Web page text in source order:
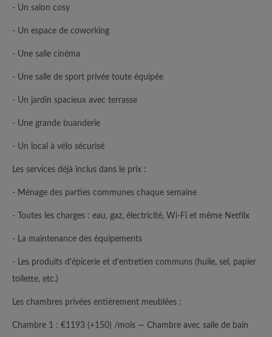
- Un salon cosy
- Un espace de coworking
- Une salle cinéma
- Une salle de sport privée toute équipée
- Un jardin spacieux avec terrasse
- Une grande buanderie
- Un local à vélo sécurisé
Les services déjà inclus dans le prix :
- Ménage des parties communes chaque semaine
- Toutes les charges : eau, gaz, électricité, Wi-Fi et même Netflix
- La maintenance des équipements
- Les produits d'épicerie et d'entretien communs (huile, sel, papier
toilette, etc.)
Les chambres privées entièrement meublées :
Chambre 1 : €1193 (+150) /mois — Chambre avec salle de bain